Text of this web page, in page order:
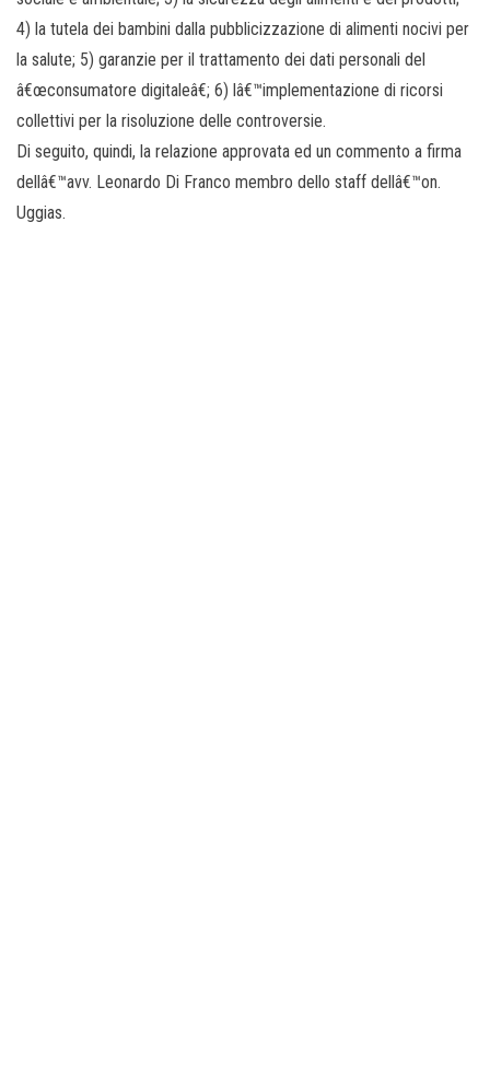
4) la tutela dei bambini dalla pubblicizzazione di alimenti nocivi per
la salute; 5) garanzie per il trattamento dei dati personali del
â€œconsumatore digitaleâ€; 6) lâ€™implementazione di ricorsi
collettivi per la risoluzione delle controversie.
Di seguito, quindi, la relazione approvata ed un commento a firma
dellâ€™avv. Leonardo Di Franco membro dello staff dellâ€™on.
Uggias.